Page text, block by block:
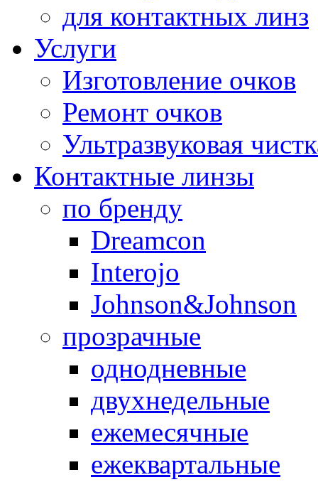
для контактных линз
Услуги
Изготовление очков
Ремонт очков
Ультразвуковая
Контактные линзы
по бренду
Dreamcon
Interojo
Johnson&Johnson
прозрачные
однодневные
двухнедельные
ежемесячные
ежеквартальные